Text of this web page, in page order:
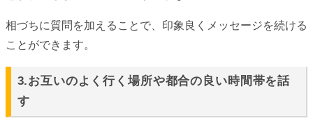
相づちに質問を加えることで、印象良くメッセージを続ける
ことができます。
3.お互いのよく行く場所や都合の良い時間帯を話
す